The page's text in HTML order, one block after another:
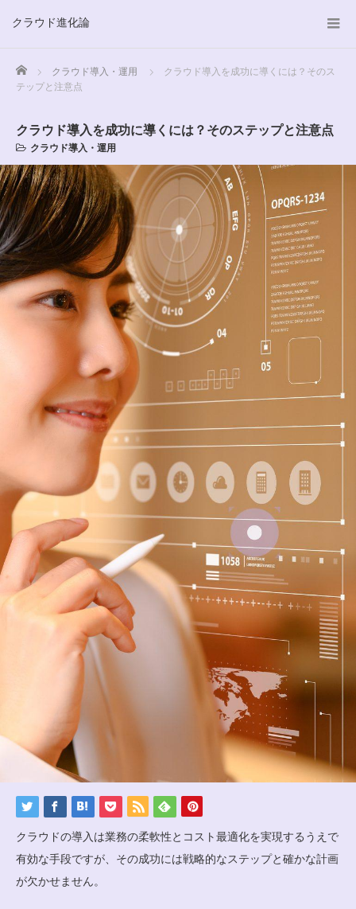
クラウド進化論
Home クラウド導入・運用
クラウド導入を成功に導くには？そのス
テップと注意点
クラウド導入を成功に導くには？そのステップと注意点
クラウド導入・運用
クラウドの導入は業務の柔軟性とコスト最適化を実現するうえで
有効な手段ですが、その成功には戦略的なステップと確かな計画
が欠かせません。